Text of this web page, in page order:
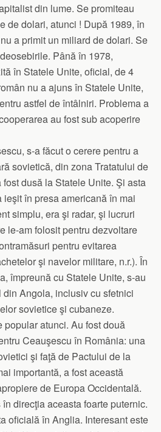
din lume. Se promiteau
de dolari, atunci ! După 1989, în
a primit un miliard de dolari. Se
Până în 1978,
în Statele Unite, oficial, de 4
nu a ajuns în Statele Unite,
astfel de întâlniri. Problema a
au fost sub acoperire
s-a făcut o cerere pentru a
sovietică, din zona Tratatului de
dusă la Statele Unite. Şi asta
ieşit în presa americană în mai
simplu, era şi radar, şi lucruri
le-am folosit pentru dezvoltare
pentru evitarea
şi navelor militare, n.r.). În
împreună cu Statele Unite, s-au
Angola, inclusiv cu sfetnici
sovietice şi cubaneze.
popular atunci. Au fost două
Ceauşescu în România: una
şi faţă de Pactului de la
importantă, a fost această
de Europa Occidentală.
direcţia aceasta foarte puternic.
oficială în Anglia. Interesant este